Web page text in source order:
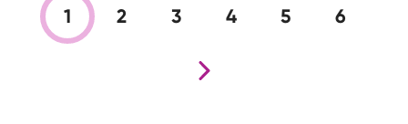
1 2 3 4 5 6
Nova stran